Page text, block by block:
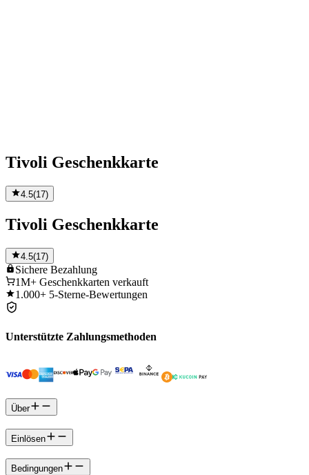
Tivoli Geschenkkarte
4.5(17)
Tivoli Geschenkkarte
4.5(17)
Sichere Bezahlung
1M+ Geschenkkarten verkauft
1.000+ 5-Sterne-Bewertungen
Unterstützte Zahlungsmethoden
Über
Einlösen
Bedingungen